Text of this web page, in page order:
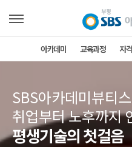
아카데미 교육과정 자
SBS아카데미뷰티
취업부터 노후까지
평생기술의 첫걸음